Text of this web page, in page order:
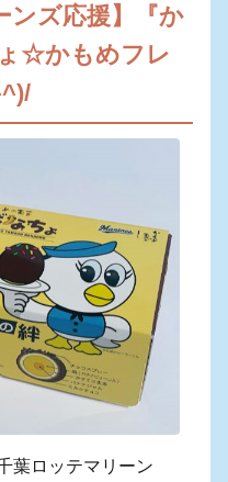
ンズ応援】『か
☆かもめフレ
葉ロッテマリーン